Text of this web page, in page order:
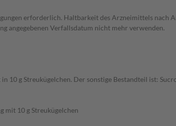
erforderlich. Haltbarkeit des Arzneimittels
angegebenen Verfallsdatum nicht mehr verwenden.
g Streukügelchen. Der sonstige Bestandteil ist:
mit 10 g Streukügelchen